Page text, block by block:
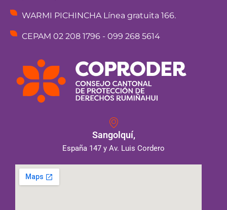
WARMI PICHINCHA Línea gratuita 166.
CEPAM 02 208 1796 - 099 268 5614
Sangolquí,
España 147 y Av. Luis Cordero